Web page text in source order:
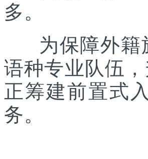
多。
为保障外籍
语种专业队伍
正筹建前置式
务。